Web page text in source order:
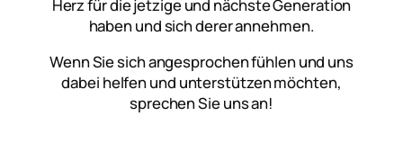
Herz für die jetzige und nächste Generation
haben und sich derer annehmen.
Wenn Sie sich angesprochen fühlen und uns
dabei helfen und unterstützen möchten,
sprechen Sie uns an!